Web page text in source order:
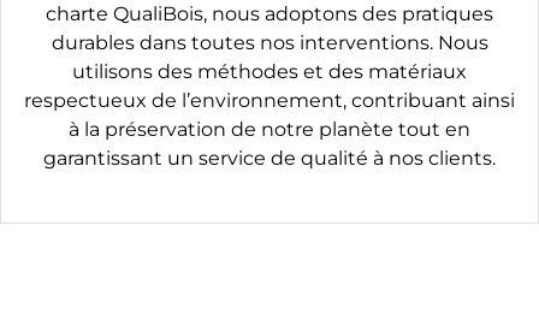
charte QualiBois, nous adoptons des pratiques
durables dans toutes nos interventions. Nous
utilisons des méthodes et des matériaux
respectueux de l’environnement, contribuant ainsi
à la préservation de notre planète tout en
garantissant un service de qualité à nos clients.